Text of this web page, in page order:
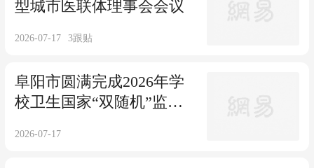
型城市医联体理事会会议
2026-07-17 3跟贴
阜阳市圆满完成2026年学
校卫生国家“双随机”监督
2026-07-17